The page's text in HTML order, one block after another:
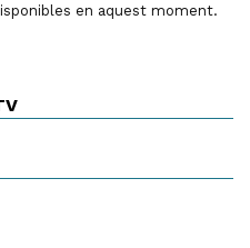
en aquest moment.